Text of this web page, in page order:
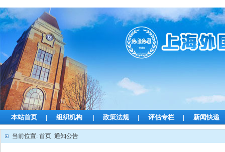
本站首页 | 组织机构 | 政策法规 | 评估专栏 | 新闻快递
当前位置: 首页 通知公告